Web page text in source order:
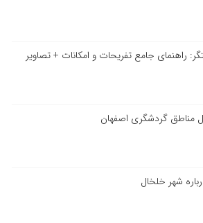
راهنمای جامع تفریحات و امکانات + تصاویر
مناطق گردشگری اصفهان
شهر خلخال